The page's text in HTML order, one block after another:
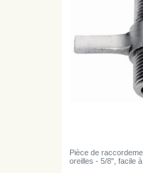
Pièce de
oreilles - 5/8", facile